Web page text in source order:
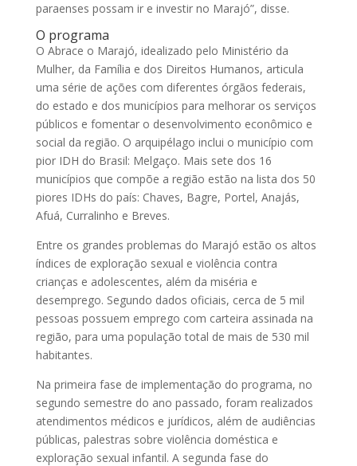
paraenses possam ir e investir no Marajó”, disse.
O programa
O Abrace o Marajó, idealizado pelo Ministério da
Mulher, da Família e dos Direitos Humanos, articula
uma série de ações com diferentes órgãos federais,
do estado e dos municípios para melhorar os serviços
públicos e fomentar o desenvolvimento econômico e
social da região. O arquipélago inclui o município com
pior IDH do Brasil: Melgaço. Mais sete dos 16
municípios que compõe a região estão na lista dos 50
piores IDHs do país: Chaves, Bagre, Portel, Anajás,
Afuá, Curralinho e Breves.
Entre os grandes problemas do Marajó estão os altos
índices de exploração sexual e violência contra
crianças e adolescentes, além da miséria e
desemprego. Segundo dados oficiais, cerca de 5 mil
pessoas possuem emprego com carteira assinada na
região, para uma população total de mais de 530 mil
habitantes.
Na primeira fase de implementação do programa, no
segundo semestre do ano passado, foram realizados
atendimentos médicos e jurídicos, além de audiências
públicas, palestras sobre violência doméstica e
exploração sexual infantil. A segunda fase do